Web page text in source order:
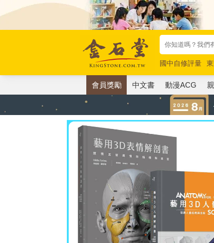
國中自修評量
唯紅花綻放
奧
會員獎勵 中文書 動漫ACG